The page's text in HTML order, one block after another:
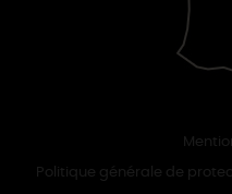
Politique générale de